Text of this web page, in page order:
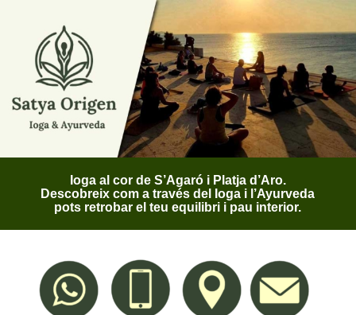
Ioga al cor de S’Agaró i Platja d’Aro.
Descobreix com a través del Ioga i l’Ayurveda
pots retrobar el teu equilibri i pau interior.